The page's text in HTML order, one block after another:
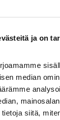
ja on
median
siitä,
ainekset
lisätietoja